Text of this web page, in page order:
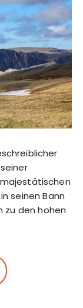
seinen Bann
zu den hohen